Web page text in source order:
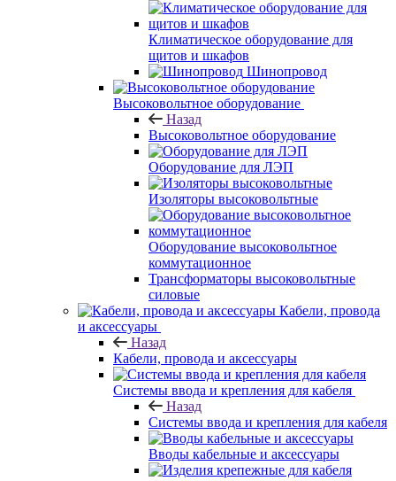
Климатическое оборудование для
щитов и шкафов
Шинопровод
Высоковольтное оборудование
Назад
Высоковольтное оборудование
Оборудование для ЛЭП
Изоляторы высоковольтные
Оборудование высоковольтное
коммутационное
Трансформаторы высоковольтные
силовые
Кабели, провода
и аксессуары
Назад
Кабели, провода и аксессуары
Системы ввода и крепления для кабеля
Назад
Системы ввода и крепления для кабеля
Вводы кабельные и аксессуары